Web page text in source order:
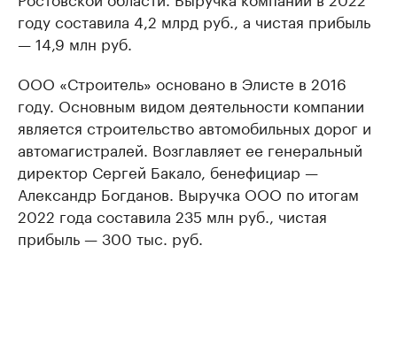
году составила 4,2 млрд руб., а чистая прибыль
— 14,9 млн руб.
ООО «Строитель» основано в Элисте в 2016
году. Основным видом деятельности компании
является строительство автомобильных дорог и
автомагистралей. Возглавляет ее генеральный
директор Сергей Бакало, бенефициар —
Александр Богданов. Выручка ООО по итогам
2022 года составила 235 млн руб., чистая
прибыль — 300 тыс. руб.